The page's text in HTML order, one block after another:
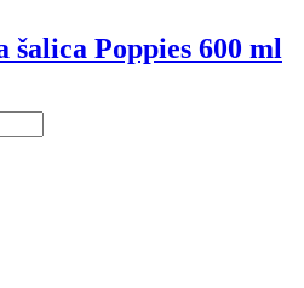
šalica Poppies 600 ml